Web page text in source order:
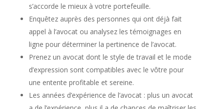
s’accorde le mieux à votre portefeuille.
Enquêtez auprès des personnes qui ont déjà fait
appel à l’avocat ou analysez les témoignages en
ligne pour déterminer la pertinence de l’avocat.
Prenez un avocat dont le style de travail et le mode
d’expression sont compatibles avec le vôtre pour
une entente profitable et sereine.
Les années d’expérience de l’avocat : plus un avocat